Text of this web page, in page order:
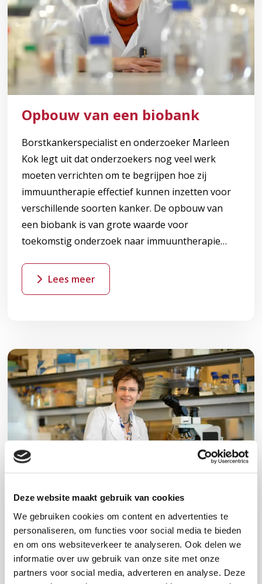
Deze website maakt gebruik van cookies
We gebruiken cookies om content en advertenties te
personaliseren, om functies voor social media te bieden
en om ons websiteverkeer te analyseren. Ook delen we
informatie over uw gebruik van onze site met onze
partners voor social media, adverteren en analyse. Deze
Opbouw van een biobank
Borstkankerspecialist en onderzoeker Marleen
Kok legt uit dat onderzoekers nog veel werk
moeten verrichten om te begrijpen hoe zij
immuuntherapie effectief kunnen inzetten voor
verschillende soorten kanker. De opbouw van
een biobank is van grote waarde voor
toekomstig onderzoek naar immuuntherapie…
Lees meer
Meer kennis uit
onderzoeksmateriaal
Tumorimmunoloog Karin de Visser, groepsleider